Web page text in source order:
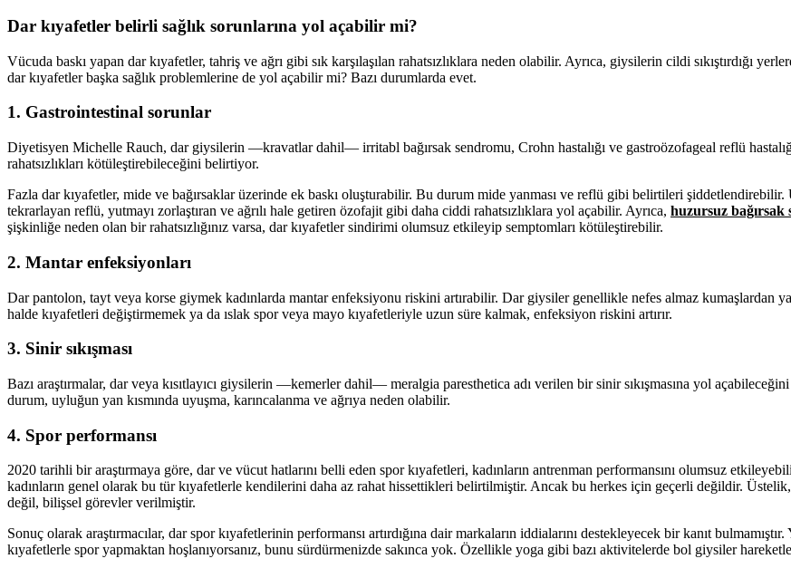
Dar kıyafetler belirli sağlık sorunlarına yol açabilir mi?
Vücuda baskı yapan dar kıyafetler, tahriş ve ağrı gibi sık karşılaşılan rahatsızlıklara neden olabilir. Ayrıca, giysilerin cildi sıkıştırdığı
dar kıyafetler başka sağlık problemlerine de yol açabilir mi? Bazı durumlarda evet.
1. Gastrointestinal sorunlar
Diyetisyen Michelle Rauch, dar giysilerin —kravatlar dahil— irritabl bağırsak sendromu, Crohn hastalığı ve gastroözofageal reflü
rahatsızlıkları kötüleştirebileceğini belirtiyor.
Fazla dar kıyafetler, mide ve bağırsaklar üzerinde ek baskı oluşturabilir. Bu durum mide yanması ve reflü gibi belirtileri şiddetlendirebilir.
tekrarlayan reflü, yutmayı zorlaştıran ve ağrılı hale getiren özofajit gibi daha ciddi rahatsızlıklara yol açabilir. Ayrıca, huzursuz bağırsak
şişkinliğe neden olan bir rahatsızlığınız varsa, dar kıyafetler sindirimi olumsuz etkileyip semptomları kötüleştirebilir.
2. Mantar enfeksiyonları
Dar pantolon, tayt veya korse giymek kadınlarda mantar enfeksiyonu riskini artırabilir. Dar giysiler genellikle nefes almaz kumaşlardan
halde kıyafetleri değiştirmemek ya da ıslak spor veya mayo kıyafetleriyle uzun süre kalmak, enfeksiyon riskini artırır.
3. Sinir sıkışması
Bazı araştırmalar, dar veya kısıtlayıcı giysilerin —kemerler dahil— meralgia paresthetica adı verilen bir sinir sıkışmasına yol
durum, uyluğun yan kısmında uyuşma, karıncalanma ve ağrıya neden olabilir.
4. Spor performansı
2020 tarihli bir araştırmaya göre, dar ve vücut hatlarını belli eden spor kıyafetleri, kadınların antrenman performansını olumsuz
kadınların genel olarak bu tür kıyafetlerle kendilerini daha az rahat hissettikleri belirtilmiştir. Ancak bu herkes için geçerli değildir.
değil, bilişsel görevler verilmiştir.
Sonuç olarak araştırmacılar, dar spor kıyafetlerinin performansı artırdığına dair markaların iddialarını destekleyecek bir kanıt
kıyafetlerle spor yapmaktan hoşlanıyorsanız, bunu sürdürmenizde sakınca yok. Özellikle yoga gibi bazı aktivitelerde bol giysiler